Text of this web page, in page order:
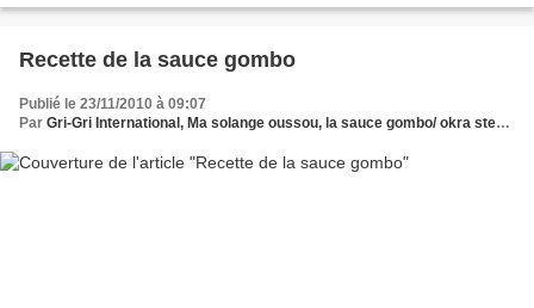
Recette de la sauce gombo
Publié le 23/11/2010 à 09:07
Par Gri-Gri International, Ma solange oussou, la sauce gombo/ okra stew recipe